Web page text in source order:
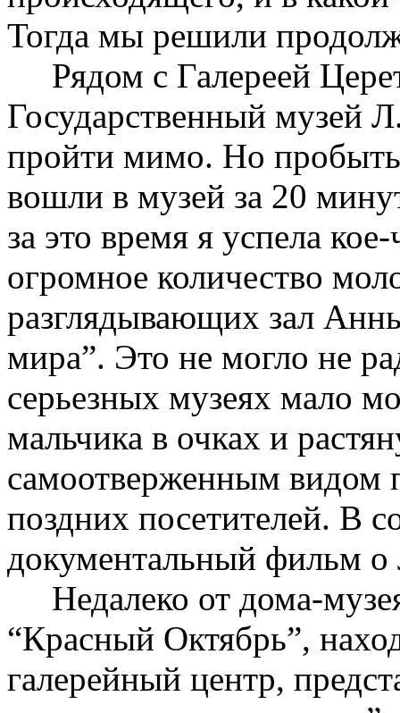
Тогда мы решили
Рядом с Галереей
Государственный музей
пройти мимо. Но
вошли в музей за 20
за это время я успела
огромное количество
разглядывающих зал
мира”. Это не могло не
серьезных музеях мало
мальчика в очках и
самоотверженным видом
поздних посетителей. В
документальный фильм о
Недалеко от дома-
“Красный Октябрь”,
галерейный центр,